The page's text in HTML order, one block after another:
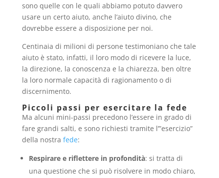
sono quelle con le quali abbiamo potuto davvero
usare un certo aiuto, anche l’aiuto divino, che
dovrebbe essere a disposizione per noi.
Centinaia di milioni di persone testimoniano che tale
aiuto è stato, infatti, il loro modo di ricevere la luce,
la direzione, la conoscenza e la chiarezza, ben oltre
la loro normale capacità di ragionamento o di
discernimento.
Piccoli passi per esercitare la fede
Ma alcuni mini-passi precedono l’essere in grado di
fare grandi salti, e sono richiesti tramite l’”esercizio”
della nostra fede:
Respirare e riflettere in profondità: si tratta di
una questione che si può risolvere in modo chiaro,